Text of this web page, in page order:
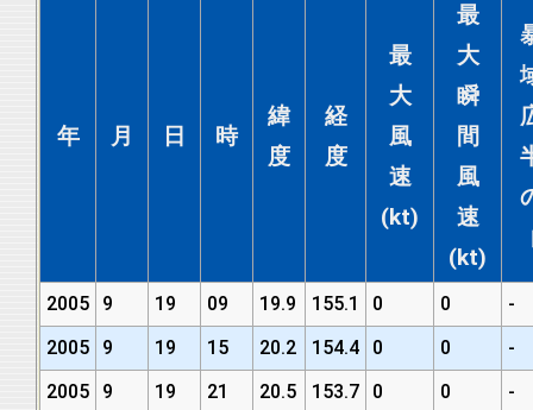
年 月 日 時
緯
度
経
度
最
大
風
速
(kt)
最
大
瞬
間
風
速
(kt)
2005 9 19 09 19.9 155.1 0 0
-
2005
9 19 15 20.2 154.4 0 0
-
2005
9 19 21 20.5 153.7 0 0
-